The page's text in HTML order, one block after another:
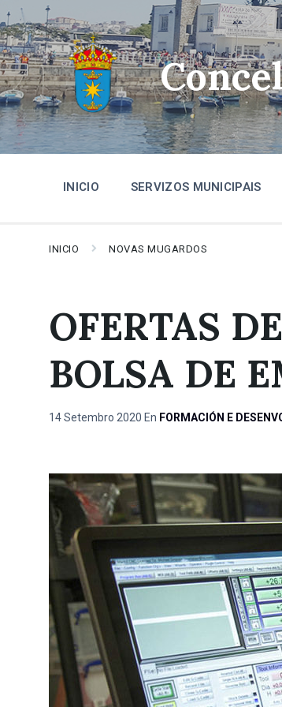
Skip
to
content
Skip
to
main
navigation
Skip
to
footer
INICIO SERVIZOS MUNICIPAIS
INICIO NOVAS MUGARDOS
OFERTAS
BOLSA DE
14 Setembro 2020 En FORMACIÓN E